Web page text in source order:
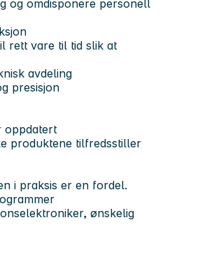
og omdisponere personell
rett vare til tid slik at
avdeling
presisjon
oppdatert
produktene tilfredsstiller
i praksis er en fordel.
ønskelig